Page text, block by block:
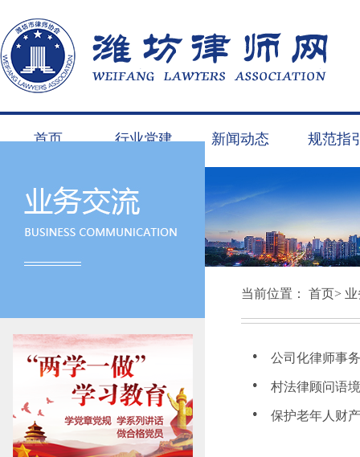
首页 行业党建 新闻动态 规范指
当前位置： 首页>
公司化律师事
村法律顾问语
保护老年人财